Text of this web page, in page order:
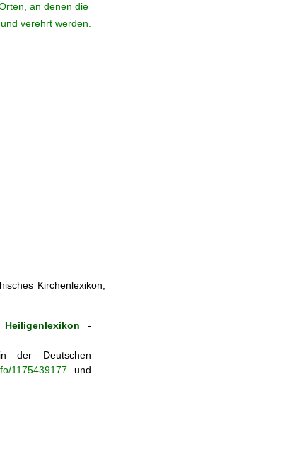
an denen die
verehrt werden.
Kirchenlexikon,
-
der Deutschen
1175439177 und